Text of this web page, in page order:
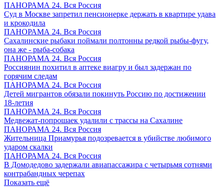
ПАНОРАМА 24. Вся Россия
Суд в Москве запретил пенсионерке держать в квартире удава
и крокодила
ПАНОРАМА 24. Вся Россия
Сахалинские рыбаки поймали полтонны редкой рыбы-фугу,
она же - рыба-собака
ПАНОРАМА 24. Вся Россия
Россиянин похитил в аптеке виагру и был задержан по
горячим следам
ПАНОРАМА 24. Вся Россия
Детей мигрантов обязали покинуть Россию по достижении
18-летия
ПАНОРАМА 24. Вся Россия
Медвежат-попрошаек удалили с трассы на Сахалине
ПАНОРАМА 24. Вся Россия
Жительница Приамурья подозревается в убийстве любимого
ударом скалки
ПАНОРАМА 24. Вся Россия
В Домодедово задержали авиапассажира с четырьмя сотнями
контрабандных черепах
Показать ещё